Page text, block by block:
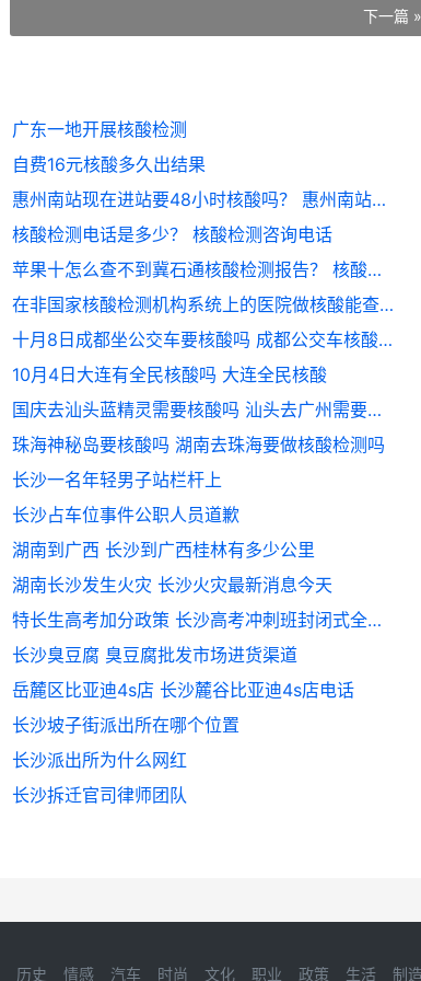
下一篇 »
广东一地开展核酸检测
自费16元核酸多久出结果
惠州南站现在进站要48小时核酸吗？ 惠州南站最新通告
核酸检测电话是多少？ 核酸检测咨询电话
苹果十怎么查不到冀石通核酸检测报告？ 核酸检测电子版多久出来
在非国家核酸检测机构系统上的医院做核酸能查到吗？ 核酸结果怎么自己打印
十月8日成都坐公交车要核酸吗 成都公交车核酸要求
10月4日大连有全民核酸吗 大连全民核酸
国庆去汕头蓝精灵需要核酸吗 汕头去广州需要核酸吗
珠海神秘岛要核酸吗 湖南去珠海要做核酸检测吗
长沙一名年轻男子站栏杆上
长沙占车位事件公职人员道歉
湖南到广西 长沙到广西桂林有多少公里
湖南长沙发生火灾 长沙火灾最新消息今天
特长生高考加分政策 长沙高考冲刺班封闭式全日制
长沙臭豆腐 臭豆腐批发市场进货渠道
岳麓区比亚迪4s店 长沙麓谷比亚迪4s店电话
长沙坡子街派出所在哪个位置
长沙派出所为什么网红
长沙拆迁官司律师团队
历史 情感 汽车 时尚 文化 职业 政策 生活 制